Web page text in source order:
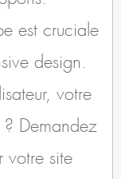
est cruciale
design.
votre
? Demandez
votre site